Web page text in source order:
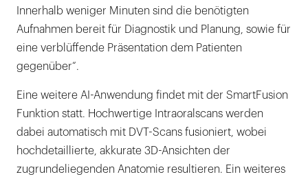
Innerhalb weniger Minuten sind die benötigten
Aufnahmen bereit für Diagnostik und Planung, sowie für
eine verblüffende Präsentation dem Patienten
gegenüber“.
Eine weitere AI-Anwendung findet mit der SmartFusion
Funktion statt. Hochwertige Intraoralscans werden
dabei automatisch mit DVT-Scans fusioniert, wobei
hochdetaillierte, akkurate 3D-Ansichten der
zugrundeliegenden Anatomie resultieren. Ein weiteres